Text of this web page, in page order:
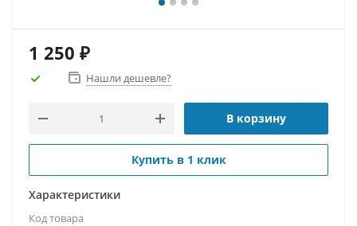
1 250 ₽
Нашли дешевле?
В корзину
Купить в 1 клик
Характеристики
Код товара